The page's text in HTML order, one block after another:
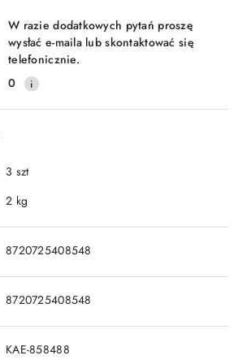
W razie dodatkowych pytań proszę
wysłać e-maila lub skontaktować się
telefonicznie.
0
3 szt
2 kg
8720725408548
8720725408548
KAE-858488